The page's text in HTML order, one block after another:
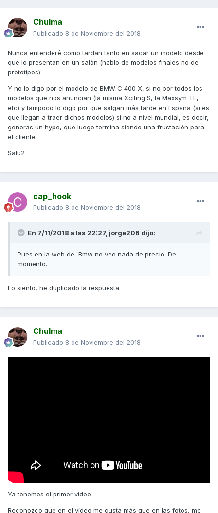
Chulma
Publicado 8 de Noviembre del 2018
Nunca entenderé como tardan tanto en sacar un modelo desde
que lo presentan en un salón (hablo de modelos finales no de
prototipos)
Y no lo digo por el modelo de BMW C 400 X, si no por todos los
modelos que nos anuncian (la misma Xciting S, la Maxsym TL,
etc) y tampoco lo digo por que salgan más tarde en España (si es
que llegan a traer dichos modelos) si no a nivel mundial, es decir,
generas un hype, que luego termina siendo una frustación para
el cliente
Salu2
cap_hook
Publicado 8 de Noviembre del 2018
En 7/11/2018 a las 22:27, jorge206 dijo:
Pues en la web de Bmw no veo nada de precio. De
momento.
Lo siento, he duplicado la respuesta.
Chulma
Publicado 8 de Noviembre del 2018
Ya tenemos el primer vídeo
Reconozco que en el vídeo me gusta más que en las fotos, me